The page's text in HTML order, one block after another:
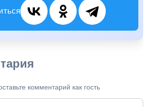
комментарий как гость